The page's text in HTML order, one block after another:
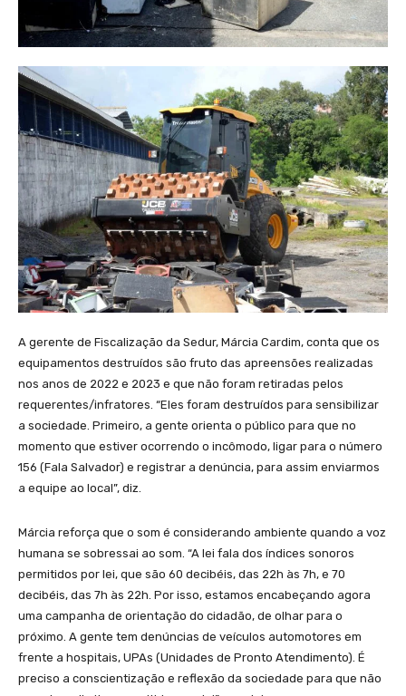
A gerente de Fiscalização da Sedur, Márcia Cardim, conta que os
equipamentos destruídos são fruto das apreensões realizadas
nos anos de 2022 e 2023 e que não foram retiradas pelos
requerentes/infratores. “Eles foram destruídos para sensibilizar
a sociedade. Primeiro, a gente orienta o público para que no
momento que estiver ocorrendo o incômodo, ligar para o número
156 (Fala Salvador) e registrar a denúncia, para assim enviarmos
a equipe ao local”, diz.
Márcia reforça que o som é considerando ambiente quando a voz
humana se sobressai ao som. “A lei fala dos índices sonoros
permitidos por lei, que são 60 decibéis, das 22h às 7h, e 70
decibéis, das 7h às 22h. Por isso, estamos encabeçando agora
uma campanha de orientação do cidadão, de olhar para o
próximo. A gente tem denúncias de veículos automotores em
frente a hospitais, UPAs (Unidades de Pronto Atendimento). É
preciso a conscientização e reflexão da sociedade para que não